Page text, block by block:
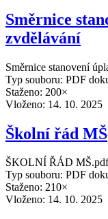
Směrnice
zvdělávání
Směrnice stanovení
Typ souboru: PDF
Staženo: 200×
Vloženo: 14. 10. 2025
Školní řád MŠ
ŠKOLNÍ ŘÁD MŠ.pdf
Typ souboru: PDF
Staženo: 210×
Vloženo: 14. 10. 2025